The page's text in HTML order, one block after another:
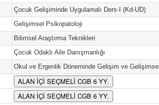
Çocuk Gelişiminde Uygulamalı Ders-I (Kd-UD)
Gelişimsel Psikopatoloji
Bilimsel Araştırma Teknikleri
Çocuk Odaklı Aile Danışmanlığı
Okul ve Ergenlik Döneminde Gelişim ve
ALAN İÇİ SEÇMELİ CGB 6 YY.
ALAN İÇİ SEÇMELİ CGB 6 YY.